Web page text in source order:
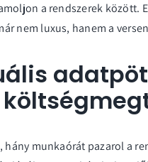
a rendszerek között.
nem luxus, hanem a
munkaórát pazarol a